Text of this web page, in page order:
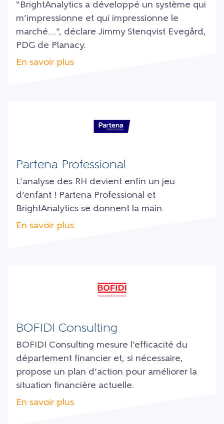
“BrightAnalytics a développé un système qui
m’impressionne et qui impressionne le
marché…”, déclare Jimmy Stenqvist Evegård,
PDG de Planacy.
En savoir plus
Partena Professional
L’analyse des RH devient enfin un jeu
d’enfant ! Partena Professional et
BrightAnalytics se donnent la main.
En savoir plus
BOFIDI Consulting
BOFIDI Consulting mesure l’efficacité du
département financier et, si nécessaire,
propose un plan d’action pour améliorer la
situation financière actuelle.
En savoir plus